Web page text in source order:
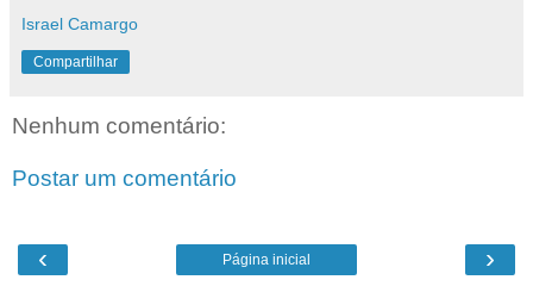
Israel Camargo
Compartilhar
Nenhum comentário:
Postar um comentário
‹ ›
Página inicial